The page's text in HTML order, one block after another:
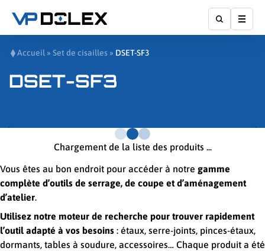
Accueil » Set de cisailles » DSET-SF3
DSET-SF3
Chargement de la liste des produits ...
Vous êtes au bon endroit pour accéder à notre gamme
complète d’outils de serrage, de coupe et d’aménagement
d’atelier.
Utilisez notre moteur de recherche pour trouver rapidement
l’outil adapté à vos besoins : étaux, serre-joints, pinces-étaux,
dormants, tables à soudure, accessoires… Chaque produit a été